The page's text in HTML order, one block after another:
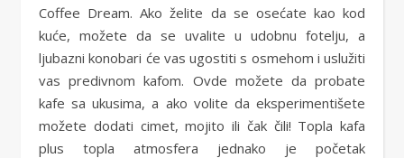
Coffee Dream. Ako želite da se osećate kao kod
kuće, možete da se uvalite u udobnu fotelju, a
ljubazni konobari će vas ugostiti s osmehom i uslužiti
vas predivnom kafom. Ovde možete da probate
kafe sa ukusima, a ako volite da eksperimentišete
možete dodati cimet, mojito ili čak čili! Topla kafa
plus topla atmosfera jednako je početak